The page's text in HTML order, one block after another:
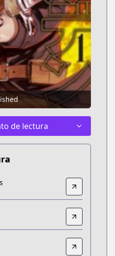
de lectura
episode/